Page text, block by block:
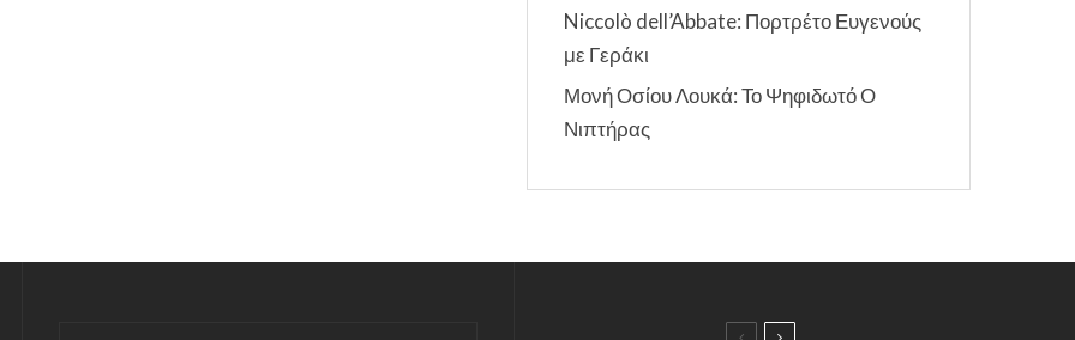
Niccolò dell’Abbate: Πορτρέτο Ευγενούς
με Γεράκι
Μονή Οσίου Λουκά: Το Ψηφιδωτό Ο
Νιπτήρας